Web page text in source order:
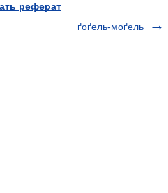
реферат
ґоґель-моґель